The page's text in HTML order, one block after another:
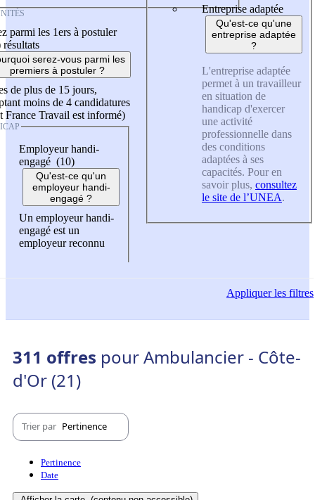
parmi les 1ers à postuler
résultats
serez-vous parmi les
premiers à postuler ?
de plus de 15 jours,
moins de 4 candidatures
France Travail est informé)
Employeur handi-
engagé (10)
Qu'est-ce qu'un
employeur handi-
engagé ?
Un employeur handi-
engagé est un
employeur reconnu
Entreprise adaptée
Qu'est-ce qu'une
entreprise adaptée
?
L'entreprise adaptée
permet à un travailleur
en situation de
handicap d'exercer
une activité
professionnelle dans
des conditions
adaptées à ses
capacités. Pour en
savoir plus, consultez
le site de l’UNEA.
Appliquerles filtres
311 offres pour Ambulancier - Côte-
d'Or (21)
Trier par Pertinence
Pertinence
Date